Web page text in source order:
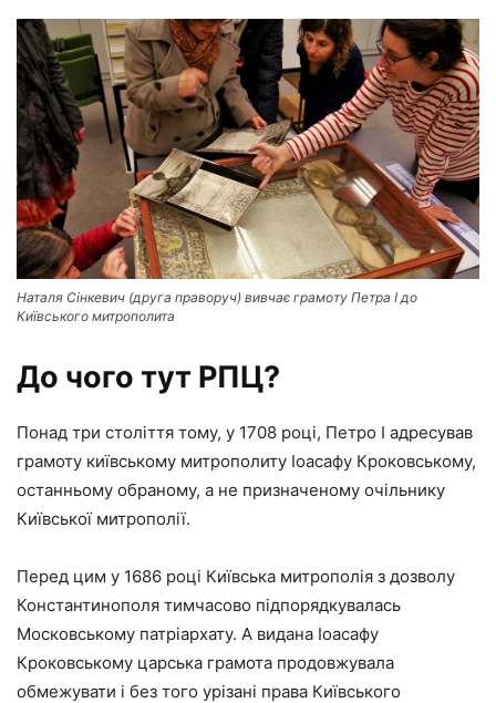
Наталя Сінкевич (друга праворуч) вивчає грамоту Петра І до
Київського митрополита
До чого тут РПЦ?
Понад три століття тому, у 1708 році, Петро І адресував
грамоту київському митрополиту Іоасафу Кроковському,
останньому обраному, а не призначеному очільнику
Київської митрополії.
Перед цим у 1686 році Київська митрополія з дозволу
Константинополя тимчасово підпорядкувалась
Московському патріархату. А видана Іоасафу
Кроковському царська грамота продовжувала
обмежувати і без того урізані права Київського